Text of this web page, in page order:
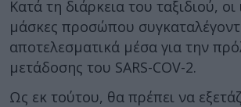
Κατά τη διάρκεια του ταξιδιού, οι
μάσκες προσώπου
αποτελεσματικά μέσα για την
μετάδοσης του SARS-COV-2.
Ως εκ τούτου, θα πρέπει να